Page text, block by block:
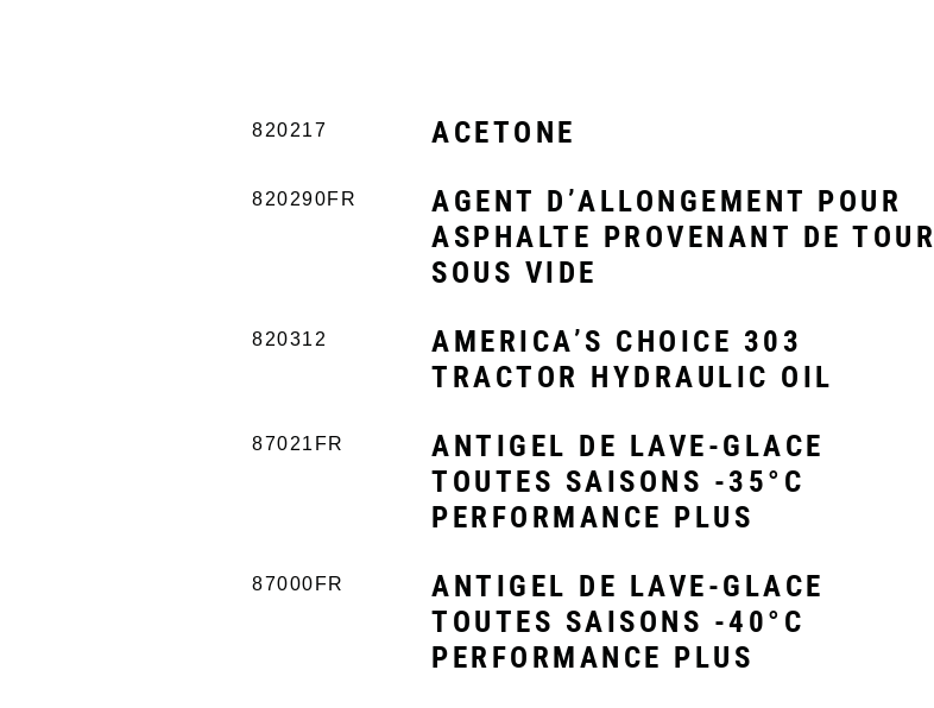
820217 ACETONE
820290FR
AGENT D’ALLONGEMENT POUR
ASPHALTE PROVENANT DE TOUR
SOUS VIDE
820312
AMERICA’S CHOICE 303
TRACTOR HYDRAULIC OIL
87021FR
ANTIGEL DE LAVE-GLACE
TOUTES SAISONS -35°C
PERFORMANCE PLUS
87000FR
ANTIGEL DE LAVE-GLACE
TOUTES SAISONS -40°C
PERFORMANCE PLUS